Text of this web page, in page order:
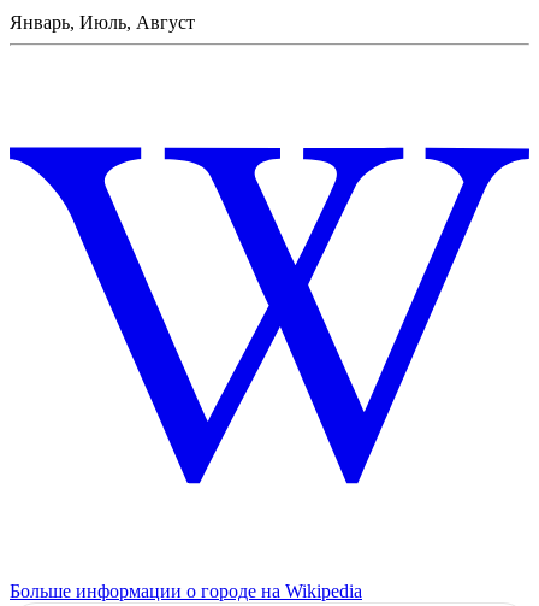
Январь, Июль, Август
Больше информации о городе на Wikipedia